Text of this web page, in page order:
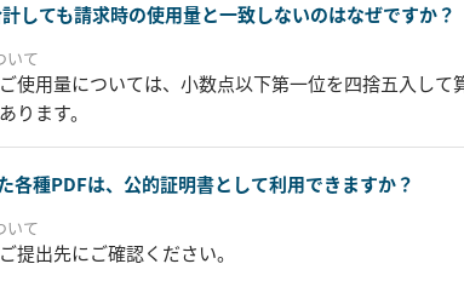
しても請求時の使用量と一致しないのはなぜですか？
いて
使用量については、小数点以下第一位を四捨五入し
ります。
各種PDFは、公的証明書として利用できますか？
いて
提出先にご確認ください。